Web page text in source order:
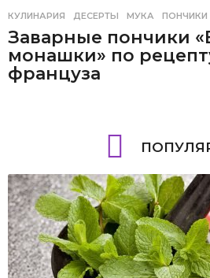
КУЛИНАРИЯ ДЕСЕРТЫ ,МУКА ,ПОНЧИКИ
Заварные пончики
монашки» по
француза